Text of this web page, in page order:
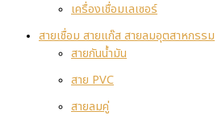
เครื่องเชื่อมเลเซอร์
สายเชื่อม สายแก๊ส สายลมอุตสาหกรรม
สายกันน้ำมัน
สาย PVC
สายลมคู่